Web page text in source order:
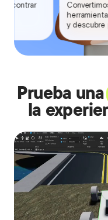
encontrar
y descubre
Prueba una
la